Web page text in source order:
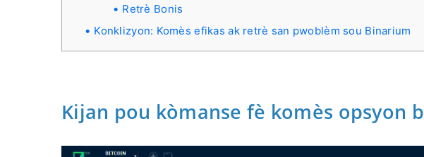
Retrè Bonis
Konklizyon: Komès efikas ak retrè san pwoblèm sou Binarium
Kijan pou kòmanse fè komès opsyon